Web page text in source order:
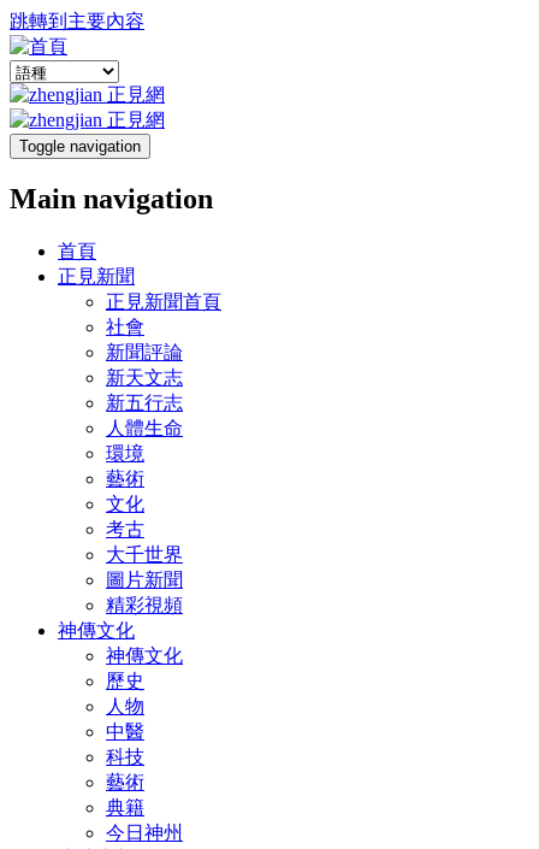
跳轉到主要內容
Toggle navigation
Main navigation
首頁
正見新聞
正見新聞首頁
社會
新聞評論
新天文志
新五行志
人體生命
環境
藝術
文化
考古
大千世界
圖片新聞
精彩視頻
神傳文化
神傳文化
歷史
人物
中醫
科技
藝術
典籍
今日神州